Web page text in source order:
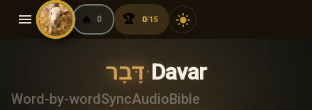
menu 🔥 0 🏆 0/15 light_mode
דָּבָר·Davar
Word-by-wordSyncAudioBible